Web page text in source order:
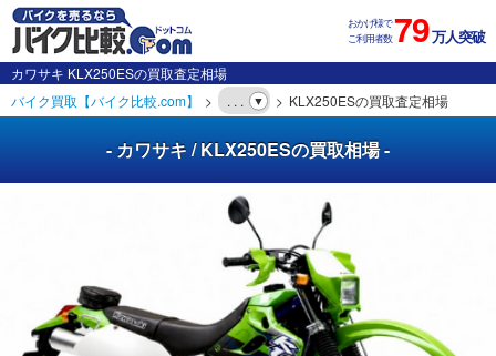
おかげ様で
ご利用者数79万人突破
カワサキ KLX250ESの買取査定相場
バイク買取【バイク比較.com】
. . . KLX250ESの買取査定相場
- カワサキ / KLX250ESの買取相場 -